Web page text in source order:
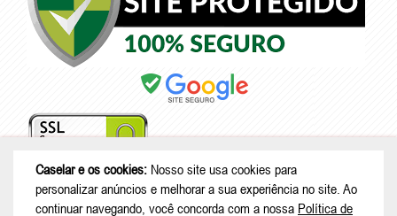
© Copyright 2026 - Caselar - CNPJ: 05.101.950/0001-26 |Rodovia
Caselar e os cookies: Nosso site usa cookies para
personalizar anúncios e melhorar a sua experiência no site. Ao
continuar navegando, você concorda com a nossa Política de